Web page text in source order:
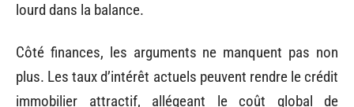
lourd dans la balance.
Côté finances, les arguments ne manquent pas non
plus. Les taux d’intérêt actuels peuvent rendre le crédit
immobilier attractif, allégeant le coût global de